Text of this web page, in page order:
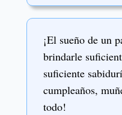
¡El sueño de un
brindarle
suficiente
cumpleaños,
todo!